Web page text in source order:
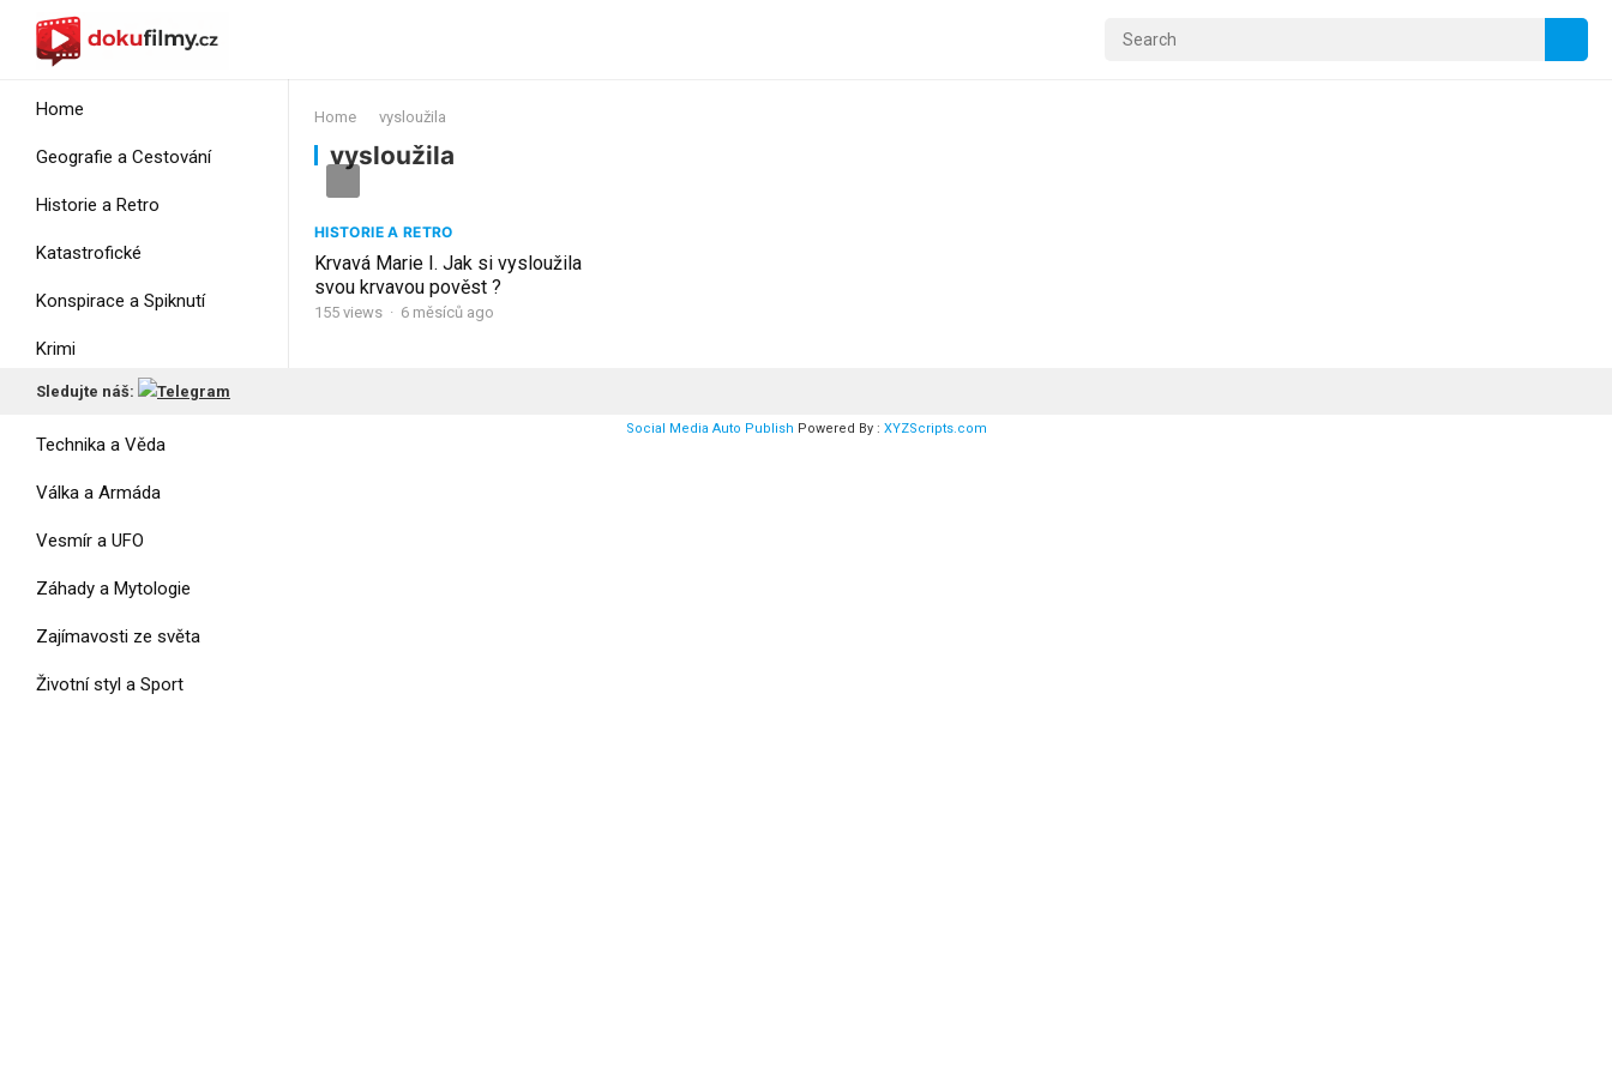
Home
Geografie a Cestování
Historie a Retro
Katastrofické
Konspirace a Spiknutí
Krimi
Myšlení
Technika a Věda
Válka a Armáda
Vesmír a UFO
Záhady a Mytologie
Zajímavosti ze světa
Životní styl a Sport
Home vysloužila
vysloužila
HISTORIE A RETRO
Krvavá Marie I. Jak si vysloužila
svou krvavou pověst ?
155 views · 6 měsíců ago
Sledujte náš:
Social Media Auto Publish Powered By : XYZScripts.com